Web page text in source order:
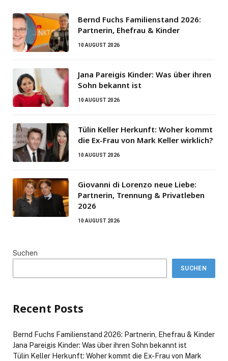
Bernd Fuchs Familienstand 2026:
Partnerin, Ehefrau & Kinder
10 AUGUST 2026
Jana Pareigis Kinder: Was über ihren
Sohn bekannt ist
10 AUGUST 2026
Tülin Keller Herkunft: Woher kommt
die Ex-Frau von Mark Keller wirklich?
10 AUGUST 2026
Giovanni di Lorenzo neue Liebe:
Partnerin, Trennung & Privatleben
2026
10 AUGUST 2026
Suchen
SUCHEN
Recent Posts
Bernd Fuchs Familienstand 2026: Partnerin, Ehefrau & Kinder
Jana Pareigis Kinder: Was über ihren Sohn bekannt ist
Tülin Keller Herkunft: Woher kommt die Ex-Frau von Mark